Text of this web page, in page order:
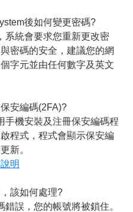
後如何變更密碼?
系統會要求您重新更改密
密碼的安全，建議您的網
字元並由任何數字及英文
安編碼(2FA)?
手機安裝及注冊保安編碼程
程式，程式會顯示保安編
新。
明
該如何處理?
誤，您的帳號將被鎖住。